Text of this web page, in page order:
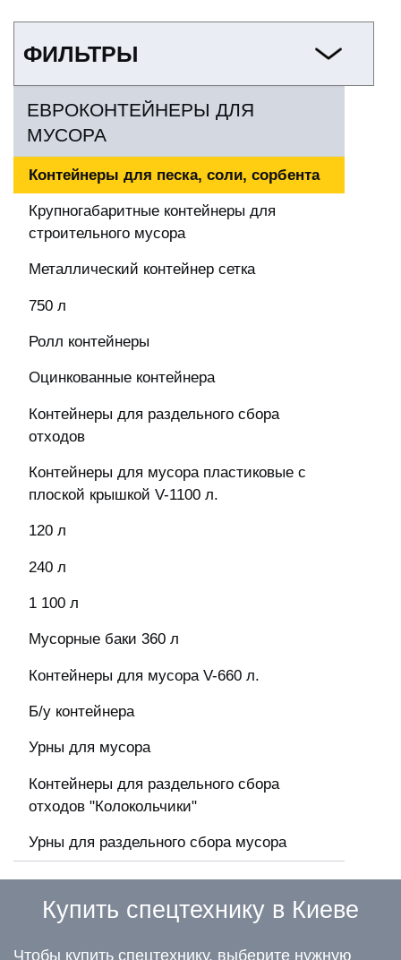
ФИЛЬТРЫ
ЕВРОКОНТЕЙНЕРЫ ДЛЯ
МУСОРА
Контейнеры для песка, соли, сорбента
Крупногабаритные контейнеры для
строительного мусора
Металлический контейнер сетка
750 л
Ролл контейнеры
Оцинкованные контейнера
Контейнеры для раздельного сбора
отходов
Контейнеры для мусора пластиковые с
плоской крышкой V-1100 л.
120 л
240 л
1 100 л
Мусорные баки 360 л
Контейнеры для мусора V-660 л.
Б/у контейнера
Урны для мусора
Контейнеры для раздельного сбора
отходов "Колокольчики"
Урны для раздельного сбора мусора
Купить спецтехнику в Киеве
Чтобы купить спецтехнику, выберите нужную